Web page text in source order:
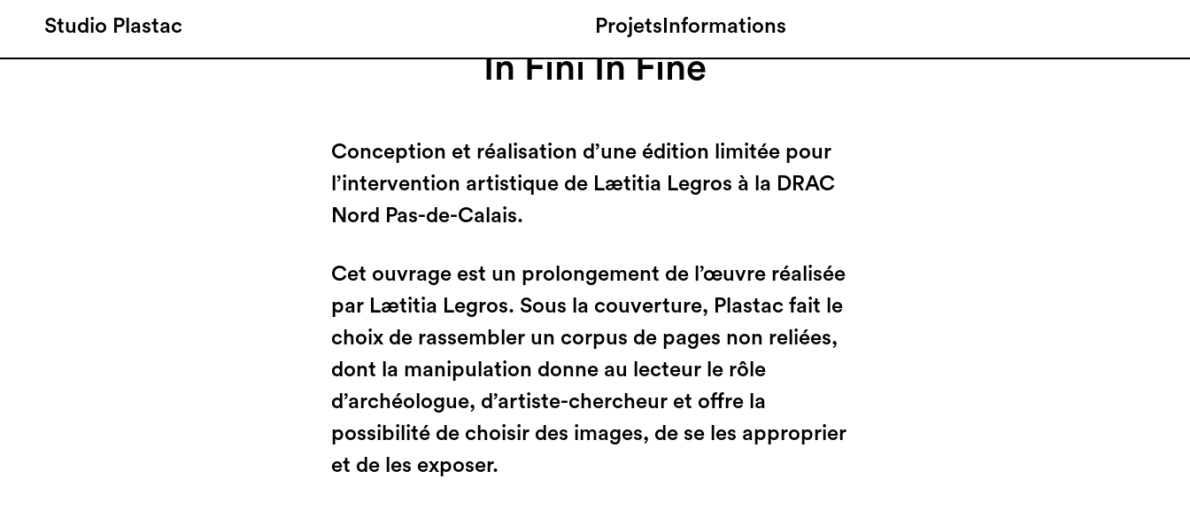
Studio Plastac Projets Informations
In Fini In Fine
Conception et réalisation d’une édition limitée pour
l’intervention artistique de Lætitia Legros à la DRAC
Nord Pas-de-Calais.
Cet ouvrage est un prolongement de l’œuvre réalisée
par Lætitia Legros. Sous la couverture, Plastac fait le
choix de rassembler un corpus de pages non reliées,
dont la manipulation donne au lecteur le rôle
d’archéologue, d’artiste-chercheur et offre la
possibilité de choisir des images, de se les approprier
et de les exposer.